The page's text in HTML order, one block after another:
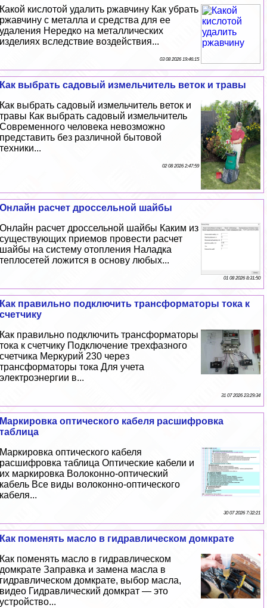
Какой кислотой удалить ржавчину Как убрать
ржавчину с металла и средства для ее
удаления Нередко на металлических
изделиях вследствие воздействия...
03 08 2026 19:46:15
Как выбрать садовый измельчитель веток и травы
Как выбрать садовый измельчитель веток и
травы Как выбрать садовый измельчитель
Современного человека невозможно
представить без различной бытовой
техники...
02 08 2026 2:47:59
Онлайн расчет дроссельной шайбы
Онлайн расчет дроссельной шайбы Каким из
существующих приемов провести расчет
шайбы на систему отопления Наладка
теплосетей ложится в основу любых...
01 08 2026 8:31:50
Как правильно подключить трaнcформаторы тока к
счетчику
Как правильно подключить трaнcформаторы
тока к счетчику Подключение трехфазного
счетчика Меркурий 230 через
трaнcформаторы тока Для учета
электроэнергии в...
31 07 2026 23:29:34
Маркировка оптического кабеля расшифровка
таблица
Маркировка оптического кабеля
расшифровка таблица Оптические кабели и
их маркировка Волоконно-оптический
кабель Все виды волоконно-оптического
кабеля...
30 07 2026 7:32:21
Как поменять масло в гидравлическом домкрате
Как поменять масло в гидравлическом
домкрате Заправка и замена масла в
гидравлическом домкрате, выбор масла,
видео Гидравлический домкрат — это
устройство...